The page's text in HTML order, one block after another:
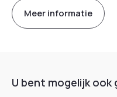
Meer informatie
U bent mogelijk